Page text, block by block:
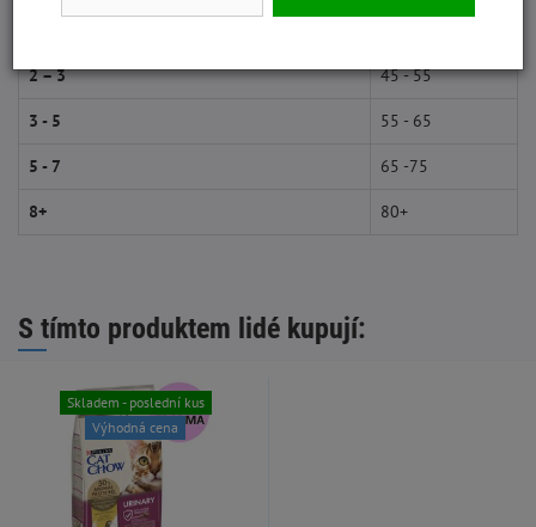
2 – 3 45 - 55
3 - 5 55 - 65
5 - 7 65 -75
8+ 80+
S tímto produktem lidé kupují:
Skladem - poslední kus
Výhodná cena